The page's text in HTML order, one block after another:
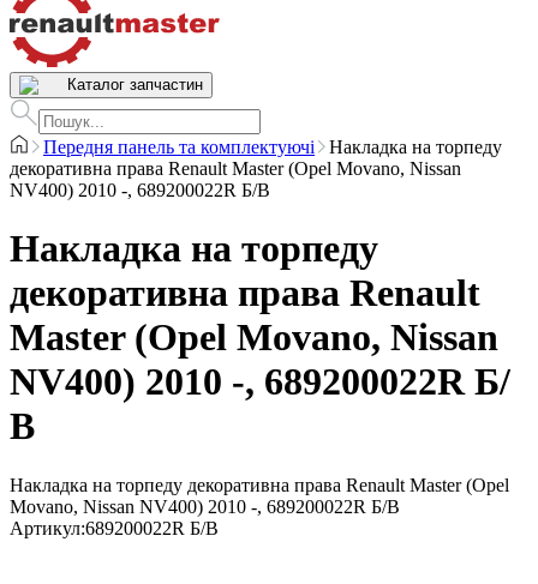
Каталог запчастин
Передня панель та комплектуючі
Накладка на торпеду
декоративна права Renault Master (Opel Movano, Nissan
NV400) 2010 -, 689200022R Б/В
Накладка на торпеду
декоративна права Renault
Master (Opel Movano, Nissan
NV400) 2010 -, 689200022R Б/
В
Накладка на торпеду декоративна права Renault Master (Opel
Movano, Nissan NV400) 2010 -, 689200022R Б/В
Артикул:689200022R Б/В